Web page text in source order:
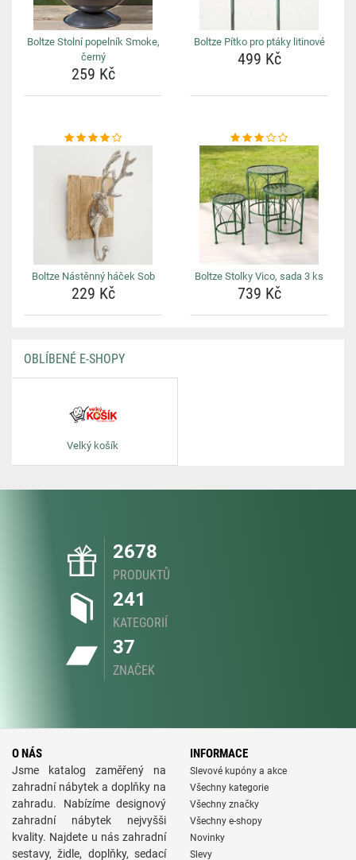
Boltze Stolní popelník Smoke,
černý
259 Kč
Boltze Pítko pro ptáky litinové
499 Kč
Boltze Nástěnný háček Sob
229 Kč
Boltze Stolky Vico, sada 3 ks
739 Kč
OBLÍBENÉ E-SHOPY
Velký košík
2678
PRODUKTŮ
241
KATEGORIÍ
37
ZNAČEK
O NÁS
Jsme katalog zaměřený na
zahradní nábytek a doplňky na
zahradu. Nabízíme designový
zahradní nábytek nejvyšši
kvality. Najdete u nás zahradní
sestavy, židle, doplňky, sedací
INFORMACE
Slevové kupóny a akce
Všechny kategorie
Všechny značky
Všechny e-shopy
Novinky
Slevy